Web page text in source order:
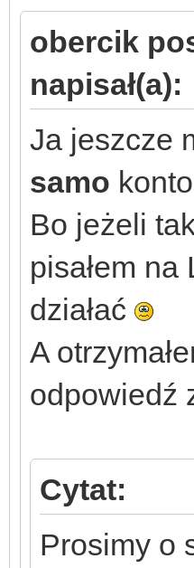
obercik
napisał(a):
Ja jeszcze
samo
Bo jeżeli
pisałem
działać
A
odpowiedź
Cytat:
Prosimy o